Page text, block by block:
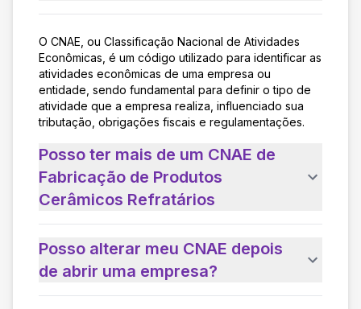
O CNAE, ou Classificação Nacional de Atividades
Econômicas, é um código utilizado para identificar as
atividades econômicas de uma empresa ou
entidade, sendo fundamental para definir o tipo de
atividade que a empresa realiza, influenciado sua
tributação, obrigações fiscais e regulamentações.
Posso ter mais de um CNAE de
Fabricação de Produtos
Cerâmicos Refratários
Posso alterar meu CNAE depois
de abrir uma empresa?